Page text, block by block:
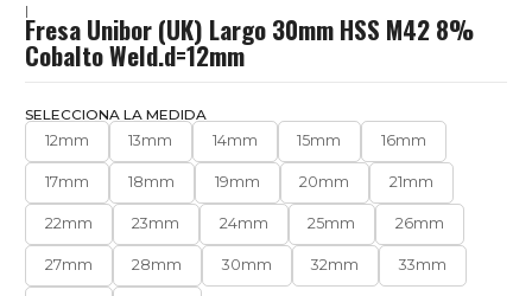
|
Fresa Unibor (UK) Largo 30mm HSS M42 8%
Cobalto Weld.d=12mm
SELECCIONA LA MEDIDA
12mm
13mm 14mm 15mm 16mm
17mm 18mm 19mm 20mm 21mm
22mm 23mm 24mm 25mm 26mm
27mm 28mm 30mm 32mm 33mm